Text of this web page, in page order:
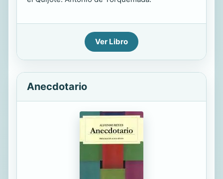
Ver Libro
Anecdotario